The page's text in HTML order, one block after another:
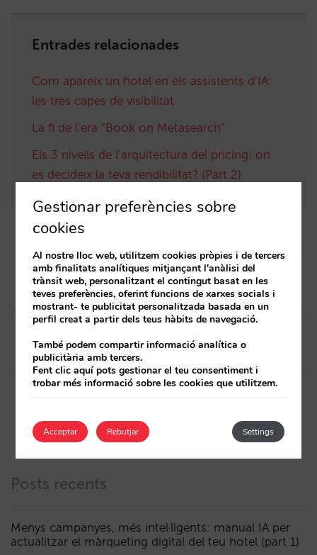
Entrades relacionades
Com apareix un hotel en els assistents d’IA:
les tres capes de visibilitat
La fi de l’era “Book on Metasearch”
Els 3 nivells de l’arquitectura del pricing: on
es decideix la teva rendibilitat? (Part 2)
Post
navigation
Article anterior
La IA mostrarà el teu
inventari i preus en temps
Article següent
AI Max per a Search de
Google Ads: arriba la
màrqueting hoteler
Posts recents
Menys campanyes, més intel·ligents: manual IA per
actualitzar el màrqueting digital del teu hotel (part 1)
Gestionar preferències sobre
cookies
Al nostre lloc web, utilitzem cookies pròpies i de tercers
amb finalitats analítiques mitjançant l'anàlisi del
trànsit web, personalitzant el contingut basat en les
teves preferències, oferint funcions de xarxes socials i
mostrant- te publicitat personalitzada basada en un
perfil creat a partir dels teus hàbits de navegació.
També podem compartir informació analítica o
publicitària amb tercers.
Fent clic aquí pots gestionar el teu consentiment i
trobar més informació sobre les cookies que utilitzem.
Acceptar Settings
Rebutjar